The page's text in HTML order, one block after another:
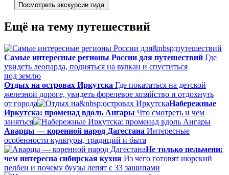
Посмотреть экскурсии гида
Ещё на тему путешествий
Самые интересные регионы России для путешествий Где
увидеть леопарда, подняться на вулкан и спуститься
под землю
Отдых на островах Иркутска Где покататься на детской
железной дороге, увидеть форелевое хозяйство и отдохнуть
от города
Набережные
Иркутска: променад вдоль Ангары Что смотреть и чем
заняться
Аварцы — коренной народ Дагестана Интересные
особенности культуры, традиций и быта
Не только пельмени:
чем интересна сибирская кухня Из чего готовят шорский
пелбен и почему буузы лепят с 33 защипами